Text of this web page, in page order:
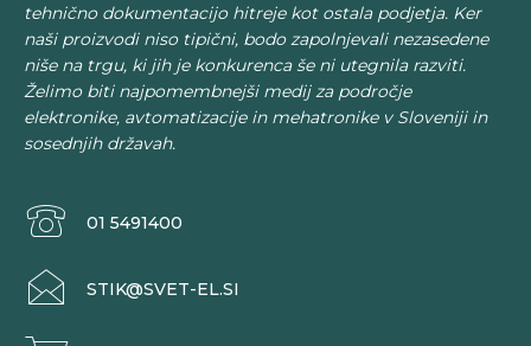
tehnično dokumentacijo hitreje kot ostala podjetja. Ker
naši proizvodi niso tipični, bodo zapolnjevali nezasedene
niše na trgu, ki jih je konkurenca še ni utegnila razviti.
Želimo biti najpomembnejši medij za področje
elektronike, avtomatizacije in mehatronike v Sloveniji in
sosednjih državah.
01 5491400
STIK@SVET-EL.SI